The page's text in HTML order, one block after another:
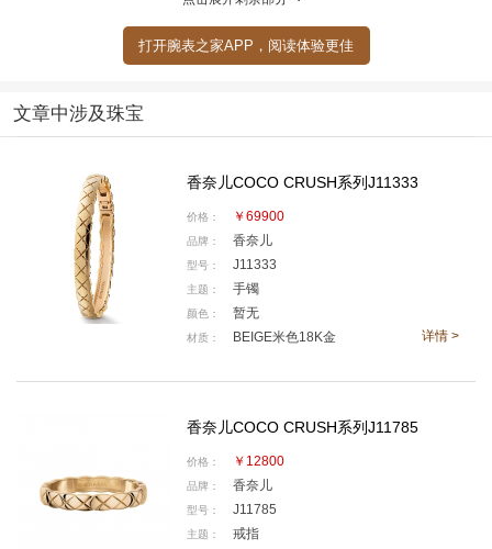
CHANEL高级珠宝COCO CRUSH高级珠宝系列作品
打开腕表之家APP，阅读体验更佳
文章中涉及珠宝
香奈儿COCO CRUSH系列J11333
价格： ￥69900
品牌： 香奈儿
型号： J11333
主题： 手镯
颜色： 暂无
材质： BEIGE米色18K金 详情 >
香奈儿COCO CRUSH系列J11785
价格： ￥12800
品牌： 香奈儿
型号： J11785
主题： 戒指